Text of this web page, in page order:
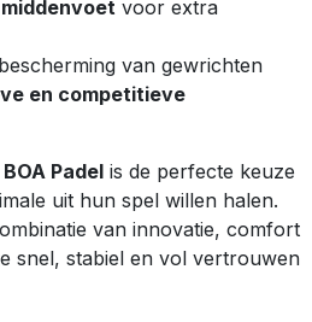
voor extra
van gewrichten
en competitieve
Padel is de perfecte keuze
uit hun spel willen halen.
van innovatie, comfort
snel, stabiel en vol vertrouwen